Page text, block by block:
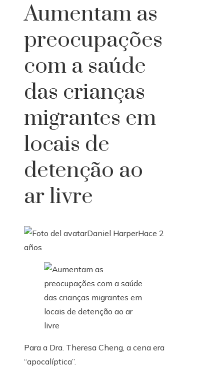
Aumentam as
preocupações
com a saúde
das crianças
migrantes em
locais de
detenção ao
ar livre
Daniel HarperHace 2
años
Para a Dra. Theresa Cheng, a cena era
“apocalíptica”.